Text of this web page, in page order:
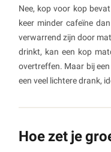
Nee, kop voor kop
keer minder cafeïne
verwarrend zijn door
drinkt, kan een kop
overtreffen. Maar bij
een veel lichtere drank,
Hoe zet je